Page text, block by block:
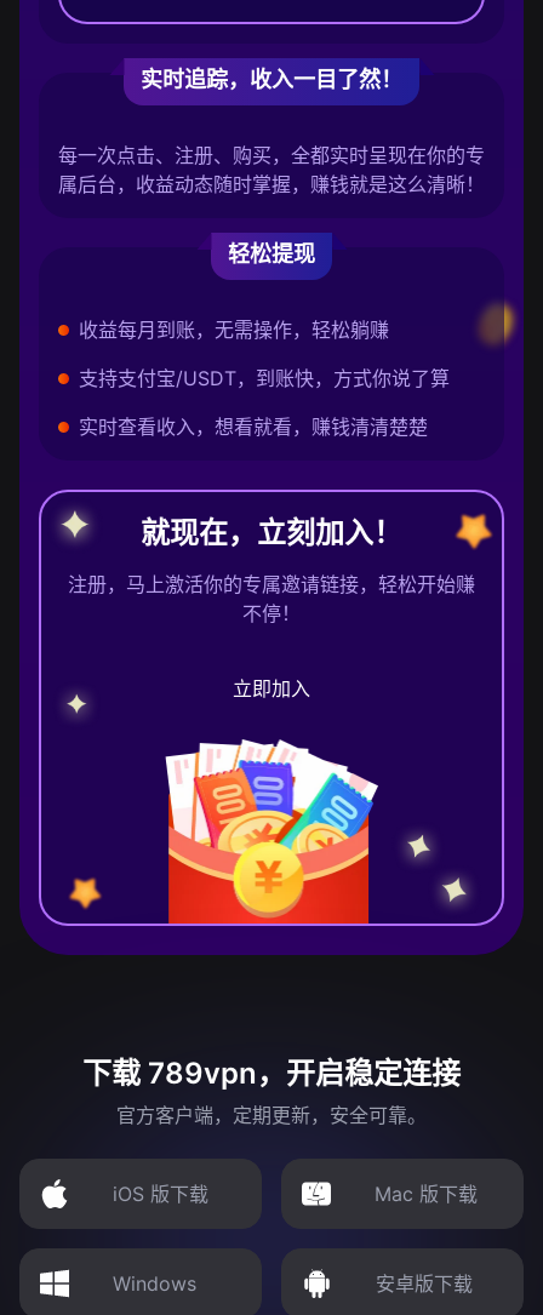
实时追踪，收入一目了然！
每一次点击、注册、购买，全都实时呈现在你的专
属后台，收益动态随时掌握，赚钱就是这么清晰！
轻松提现
收益每月到账，无需操作，轻松躺赚
支持支付宝/USDT，到账快，方式你说了算
实时查看收入，想看就看，赚钱清清楚楚
就现在，立刻加入！
注册，马上激活你的专属邀请链接，轻松开始赚
不停！
立即加入
下载 789vpn，开启稳定连接
官方客户端，定期更新，安全可靠。
iOS 版下载 Mac 版下载
Windows 安卓版下载